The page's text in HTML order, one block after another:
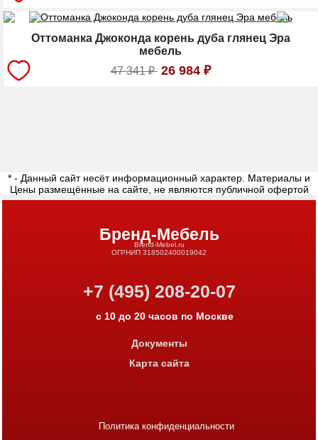
Оттоманка Джоконда корень дуба глянец Эра
мебель
47 341₽ 26 984 ₽
* - Данный сайт несёт информационный характер. Материалы и
Цены размещённые на сайте, не являются публичной офертой
Бренд-Мебель
Brend-Mebel.ru
ОГРНИП 318502400019042
Политика конфиденциальности
+7 (495) 208-20-07
с 10 до 20 часов по Москве
Документы
Карта сайта